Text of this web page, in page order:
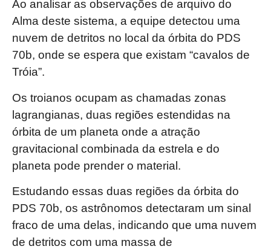
Ao analisar as observações de arquivo do
Alma deste sistema, a equipe detectou uma
nuvem de detritos no local da órbita do PDS
70b, onde se espera que existam “cavalos de
Tróia”.
Os troianos ocupam as chamadas zonas
lagrangianas, duas regiões estendidas na
órbita de um planeta onde a atração
gravitacional combinada da estrela e do
planeta pode prender o material.
Estudando essas duas regiões da órbita do
PDS 70b, os astrônomos detectaram um sinal
fraco de uma delas, indicando que uma nuvem
de detritos com uma massa de